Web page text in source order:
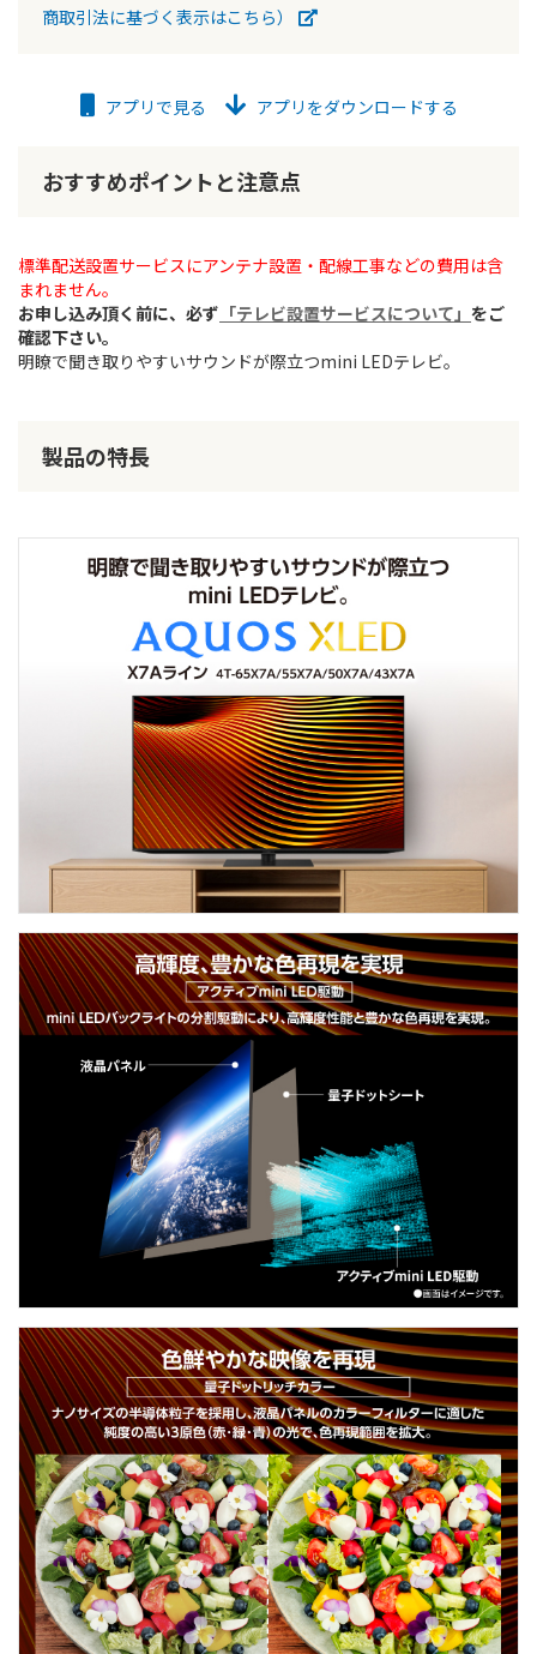
商取引法に基づく表示はこちら）
アプリで見る アプリをダウンロードする
おすすめポイントと注意点
標準配送設置サービスにアンテナ設置・配線工事などの費用は含
まれません。
お申し込み頂く前に、必ず 「テレビ設置サービスについて」 をご
確認下さい。
明瞭で聞き取りやすいサウンドが際立つmini LEDテレビ。
製品の特長